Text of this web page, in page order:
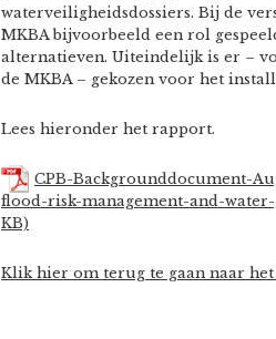
waterveiligheidsdossiers. Bij de
MKBA bijvoorbeeld een rol
alternatieven. Uiteindelijk is er –
de MKBA – gekozen voor het
Lees hieronder het rapport.
CPB-Backgrounddocument-
flood-risk-management-and-water-
KB)
Klik hier om terug te gaan naar